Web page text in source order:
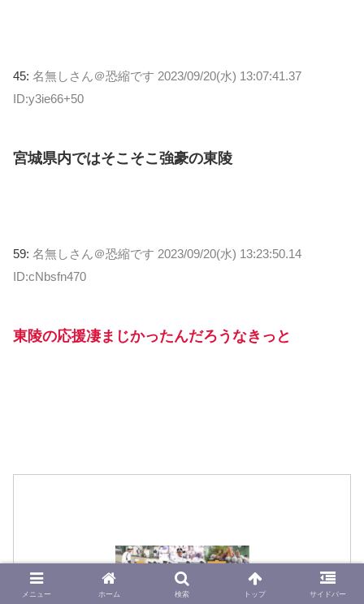
45: 名無しさん＠恐縮です 2023/09/20(水) 13:07:41.37
ID:y3ie66+50
宮城県内ではそこそこ強豪の東陵
59: 名無しさん＠恐縮です 2023/09/20(水) 13:23:50.14
ID:cNbsfn470
東陵の応援凄まじかったんだろうなきっと
メニュー ホーム 検索 トップ サイドバー